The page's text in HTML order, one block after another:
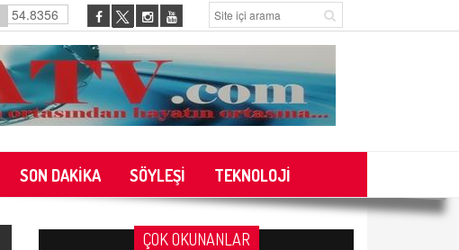
54.8356
SON DAKİKA SÖYLEŞİ TEKNOLOJİ
ÇOK OKUNANLAR